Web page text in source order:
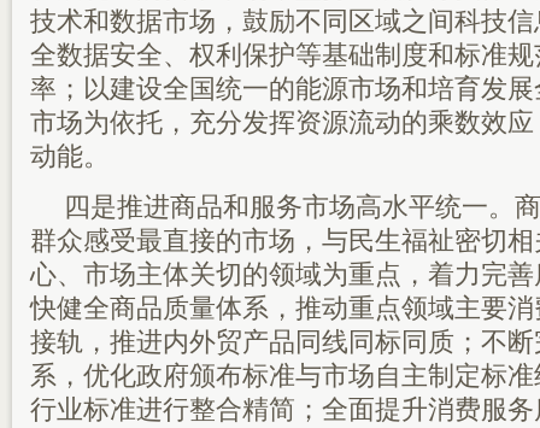
技术和数据市场，鼓励不同区域之间科技
全数据安全、权利保护等基础制度和标准
率；以建设全国统一的能源市场和培育发
市场为依托，充分发挥资源流动的乘数效
动能。
四是推进商品和服务市场高水平统一。
群众感受最直接的市场，与民生福祉密切
心、市场主体关切的领域为重点，着力完
快健全商品质量体系，推动重点领域主要
接轨，推进内外贸产品同线同标同质；不
系，优化政府颁布标准与市场自主制定标
行业标准进行整合精简；全面提升消费服